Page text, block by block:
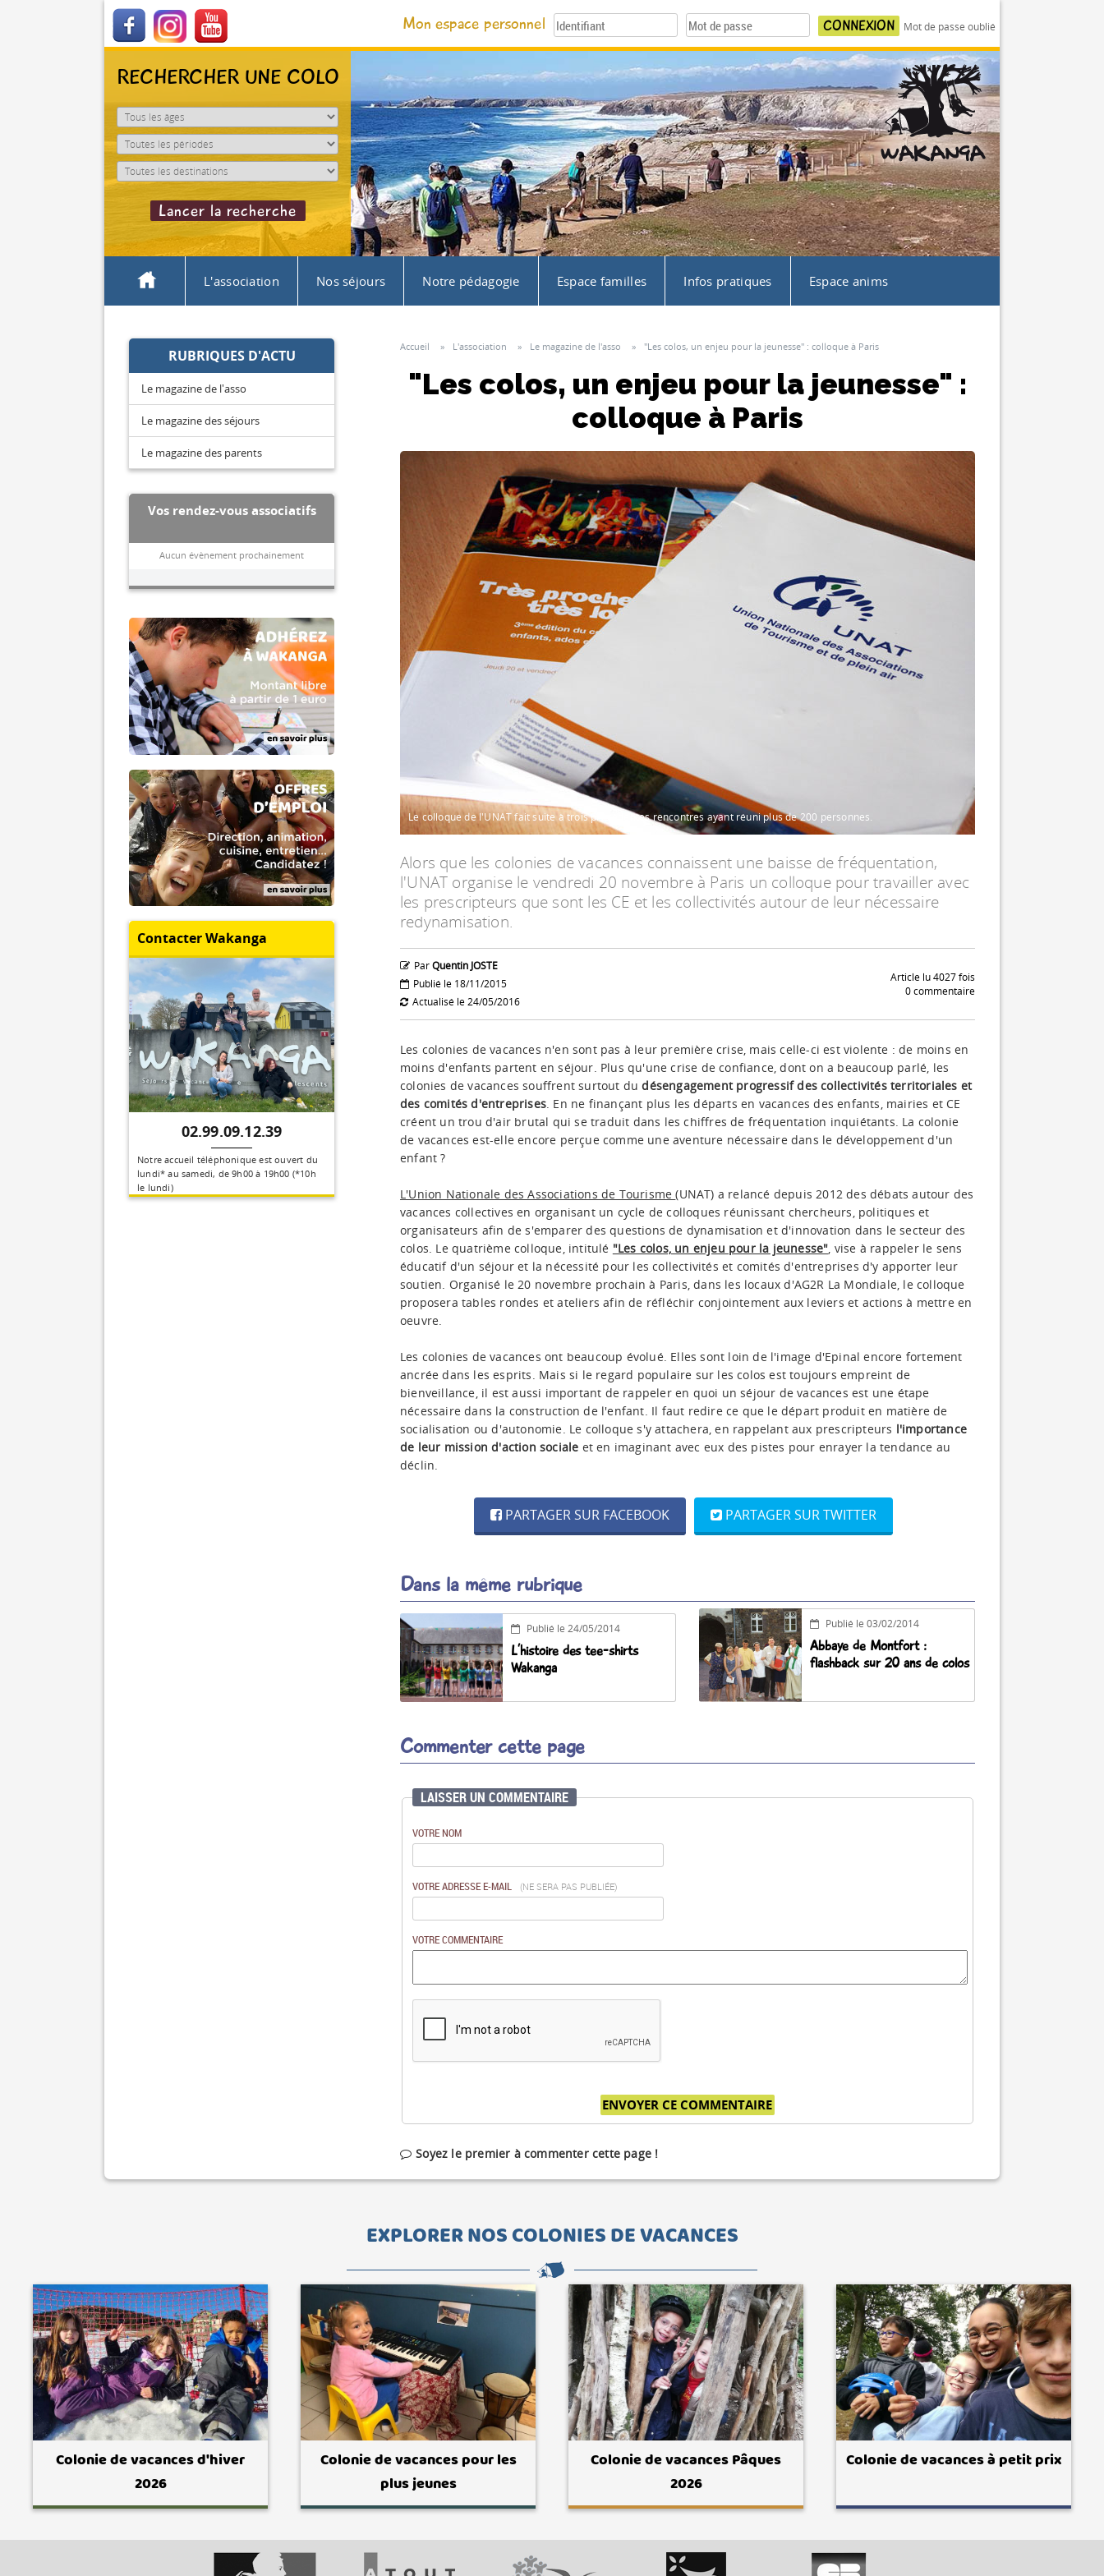
Mon espace personnel Mot de passe oublié
RECHERCHER UNE COLO
L'association Nos séjours Notre pédagogie Espace familles Infos pratiques Espace anims
Accueil » L'association » Le magazine de l'asso » "Les colos, un enjeu pour la jeunesse" : colloque à Paris
"Les colos, un enjeu pour la jeunesse" :
colloque à Paris
Le colloque de l'UNAT fait suite à trois précédentes rencontres ayant réuni plus de 200 personnes.
Alors que les colonies de vacances connaissent une baisse de fréquentation,
l'UNAT organise le vendredi 20 novembre à Paris un colloque pour travailler avec
les prescripteurs que sont les CE et les collectivités autour de leur nécessaire
redynamisation.
ParQuentin JOSTE
Publié le 18/11/2015
Actualisé le 24/05/2016
Article lu 4027 fois
0 commentaire
Les colonies de vacances n'en sont pas à leur première crise, mais celle-ci est violente : de moins en
moins d'enfants partent en séjour. Plus qu'une crise de confiance, dont on a beaucoup parlé, les
colonies de vacances souffrent surtout dudésengagement progressif des collectivités territoriales et
des comités d'entreprises. En ne finançant plus les départs en vacances des enfants, mairies et CE
créent un trou d'air brutal qui se traduit dans les chiffres de fréquentation inquiétants. La colonie
de vacances est-elle encore perçue comme une aventure nécessaire dans le développement d'un
enfant ?
L'Union Nationale des Associations de Tourisme(UNAT) a relancé depuis 2012 des débats autour des
vacances collectives en organisant un cycle de colloques réunissant chercheurs, politiques et
organisateurs afin de s'emparer des questions de dynamisation et d'innovation dans le secteur des
colos. Le quatrième colloque, intitulé "Les colos, un enjeu pour la jeunesse", vise à rappeler le sens
éducatif d'un séjour et la nécessité pour les collectivités et comités d'entreprises d'y apporter leur
soutien. Organisé le 20 novembre prochain à Paris, dans les locaux d'AG2R La Mondiale, le colloque
proposera tables rondes et ateliers afin de réfléchir conjointement aux leviers et actions à mettre en
oeuvre.
Les colonies de vacances ont beaucoup évolué. Elles sont loin de l'image d'Epinal encore fortement
ancrée dans les esprits. Mais si le regard populaire sur les colos est toujours empreint de
bienveillance, il est aussi important de rappeler en quoi un séjour de vacances est une étape
nécessaire dans la construction de l'enfant. Il faut redire ce que le départ produit en matière de
socialisation ou d'autonomie. Le colloque s'y attachera, en rappelant aux prescripteurs l'importance
de leur mission d'action sociale et en imaginant avec eux des pistes pour enrayer la tendance au
déclin.
PARTAGER SUR FACEBOOK PARTAGER SUR TWITTER
Dans la même rubrique
Publié le 24/05/2014
L’histoire des tee-shirts
Wakanga
Publié le 03/02/2014
Abbaye de Montfort :
flashback sur 20 ans de colos
Commenter cette page
LAISSER UN COMMENTAIRE
VOTRE NOM
VOTRE ADRESSE E-MAIL (NE SERA PAS PUBLIÉE)
VOTRE COMMENTAIRE
Soyez le premier à commenter cette page !
RUBRIQUES D'ACTU
Le magazine de l'asso
Le magazine des séjours
Le magazine des parents
Vos rendez-vous associatifs
Aucun évènement prochainement
Contacter Wakanga
02.99.09.12.39
Notre accueil téléphonique est ouvert du
lundi* au samedi, de 9h00 à 19h00 (*10h
le lundi)
EXPLORER NOS COLONIES DE VACANCES
Colonie de vacances d'hiver
2026
Colonie de vacances pour les
plus jeunes
Colonie de vacances Pâques
2026
Colonie de vacances à petit prix